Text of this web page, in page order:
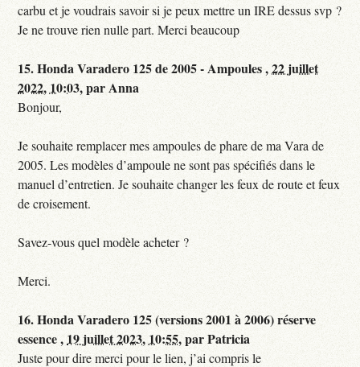
carbu et je voudrais savoir si je peux mettre un IRE dessus svp ?
Je ne trouve rien nulle part. Merci beaucoup
15.Honda Varadero 125 de 2005 - Ampoules ,22 juillet
2022, 10:03,parAnna
Bonjour,
Je souhaite remplacer mes ampoules de phare de ma Vara de
2005. Les modèles d’ampoule ne sont pas spécifiés dans le
manuel d’entretien. Je souhaite changer les feux de route et feux
de croisement.
Savez-vous quel modèle acheter ?
Merci.
16.Honda Varadero 125 (versions 2001 à 2006) réserve
essence , 19 juillet 2023, 10:55,parPatricia
Juste pour dire merci pour le lien, j’ai compris le